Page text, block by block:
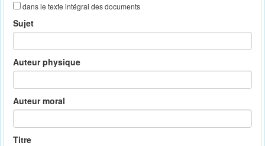
dans le texte intégral des documents
Sujet
Auteur physique
Auteur moral
Titre